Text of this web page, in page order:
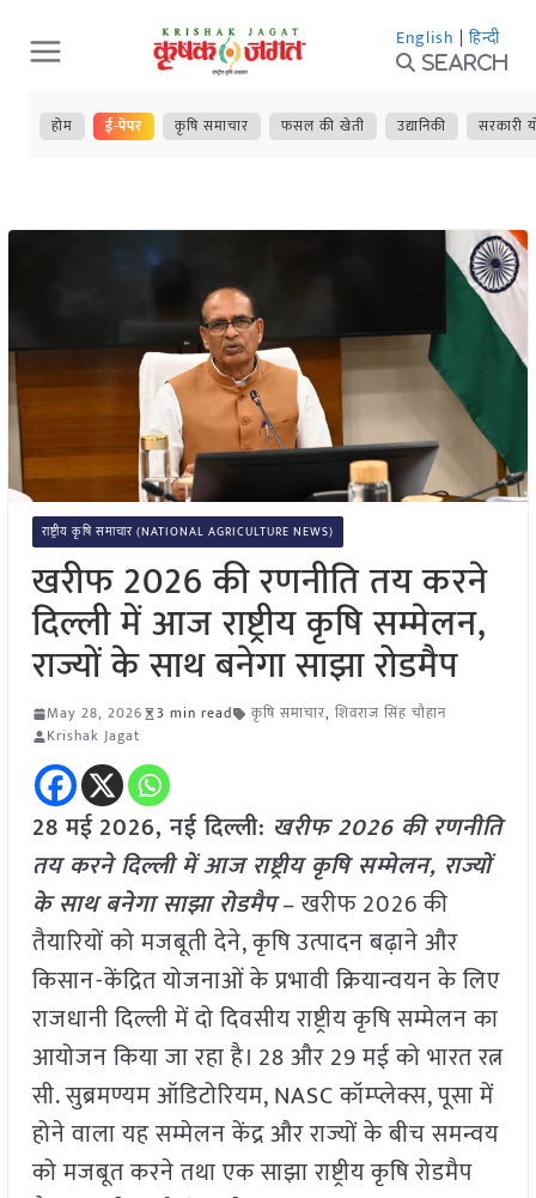
Skip
to
content
English | हिन्दी
Search
होम ई-पेपर कृषि समाचार फसल की खेती उद्यानिकी सरकारी
राष्ट्रीय कृषि समाचार (NATIONAL AGRICULTURE NEWS)
खरीफ 2026 की रणनीति तय करने
दिल्ली में आज राष्ट्रीय कृषि सम्मेलन,
राज्यों के साथ बनेगा साझा रोडमैप
May 28, 2026 3 min read कृषि समाचार, शिवराज सिंह चौहान
Krishak Jagat
28 मई2026, नई दिल्ली: खरीफ 2026 की रणनीति
तय करने दिल्ली में आज राष्ट्रीय कृषि सम्मेलन, राज्यों
के साथ बनेगा साझा रोडमैप– खरीफ 2026 की
तैयारियों को मजबूती देने, कृषि उत्पादन बढ़ाने और
किसान-केंद्रित योजनाओं के प्रभावी क्रियान्वयन के लिए
राजधानी दिल्ली में दो दिवसीय राष्ट्रीय कृषि सम्मेलन का
आयोजन किया जा रहा है। 28 और 29 मई को भारत रत्न
सी. सुब्रमण्यम ऑडिटोरियम, NASC कॉम्प्लेक्स, पूसा में
होने वाला यह सम्मेलन केंद्र और राज्यों के बीच समन्वय
को मजबूत करने तथा एक साझा राष्ट्रीय कृषि रोडमैप